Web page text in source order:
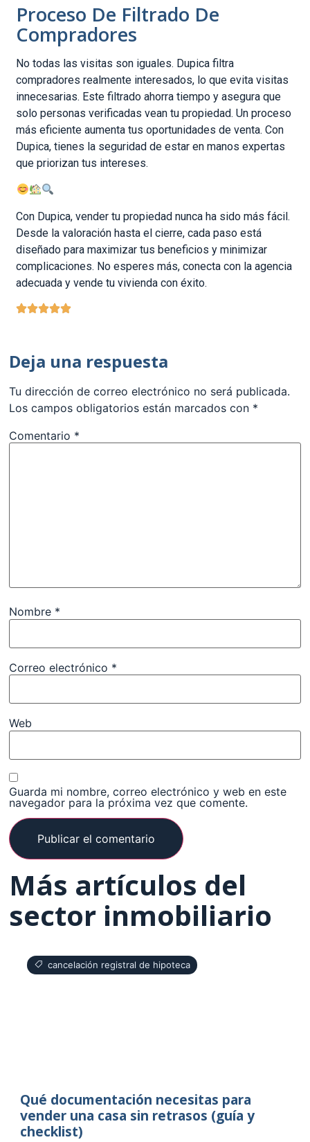
Proceso De Filtrado De
Compradores
No todas las visitas son iguales. Dupica filtra
compradores realmente interesados, lo que evita visitas
innecesarias. Este filtrado ahorra tiempo y asegura que
solo personas verificadas vean tu propiedad. Un proceso
más eficiente aumenta tus oportunidades de venta. Con
Dupica, tienes la seguridad de estar en manos expertas
que priorizan tus intereses.
Con Dupica, vender tu propiedad nunca ha sido más fácil.
Desde la valoración hasta el cierre, cada paso está
diseñado para maximizar tus beneficios y minimizar
complicaciones. No esperes más, conecta con la agencia
adecuada y vende tu vivienda con éxito.
Deja una respuesta
Tu dirección de correo electrónico no será publicada.
Los campos obligatorios están marcados con *
Comentario *
Nombre *
Correo electrónico *
Web
Guarda mi nombre, correo electrónico y web en este
navegador para la próxima vez que comente.
Más artículos del
sector inmobiliario
cancelación registral de hipoteca
Qué documentación necesitas para
vender una casa sin retrasos (guía y
checklist)